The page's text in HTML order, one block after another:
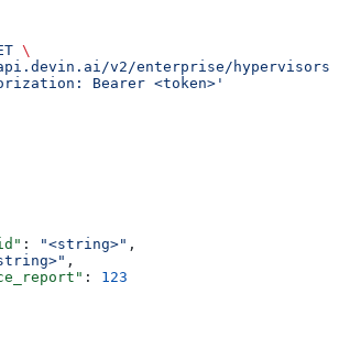
\
v2/enterprise/hypervisors/
Bearer <token>'
: "<string>" ,
,
: 123